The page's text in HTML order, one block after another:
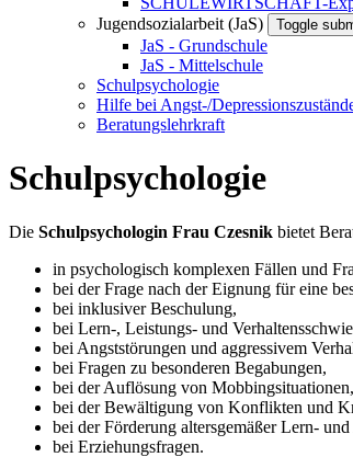
Jugendsozialarbeit (JaS)
Toggle
JaS - Grundschule
JaS - Mittelschule
Schulpsychologie
Hilfe bei Angst-/
Beratungslehrkraft
Schulpsychologie
Die Schulpsychologin Frau Czesnik bietet
in psychologisch komplexen Fällen und
bei der Frage nach der Eignung für eine
bei inklusiver Beschulung,
bei Lern-, Leistungs- und
bei Angststörungen und aggressivem
bei Fragen zu besonderen Begabungen,
bei der Auflösung von Mobbingsituationen,
bei der Bewältigung von Konflikten und
bei der Förderung altersgemäßer Lern-
bei Erziehungsfragen.